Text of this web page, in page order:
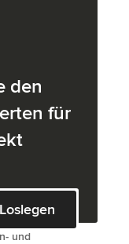
den
für
Loslegen
und